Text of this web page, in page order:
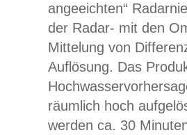
angeeichten“
der Radar- mit den
Mittelung von
Auflösung. Das
räumlich hoch
werden ca. 30